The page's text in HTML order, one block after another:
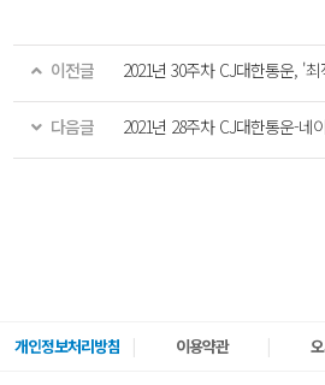
이전글 2021년 30주차 CJ대한통운, '최적화 알고리즘'으로 "탄
다음글 2021년 28주차 CJ대한통운-네이버, 풀필먼트센
개인정보처리방침 이용약관